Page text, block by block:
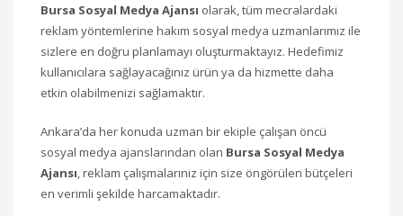
Bursa Sosyal Medya Ajansı‎ olarak, tüm mecralardaki
reklam yöntemlerine hakım sosyal medya uzmanlarımız ile
sizlere en doğru planlamayı oluşturmaktayız. Hedefimiz
kullanıcılara sağlayacağınız ürün ya da hizmette daha
etkin olabilmenizi sağlamaktır.
Ankara’da her konuda uzman bir ekiple çalışan öncü
sosyal medya ajanslarından olan Bursa Sosyal Medya
Ajansı‎, reklam çalışmalarınız için size öngörülen bütçeleri
en verimli şekilde harcamaktadır.